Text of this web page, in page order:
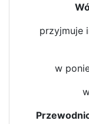
przyjmuje
w
w